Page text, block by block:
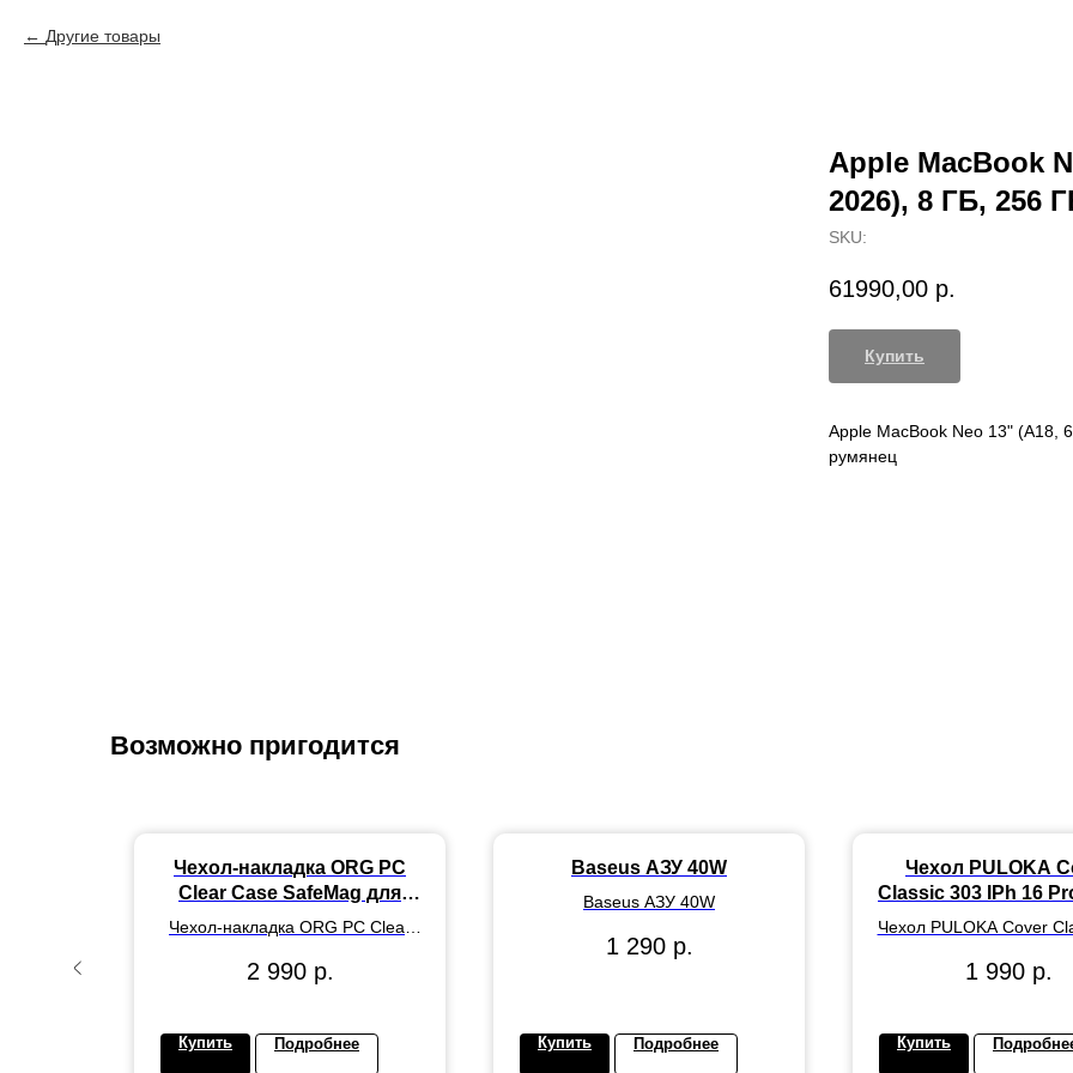
Другие товары
Apple MacBook
2026), 8 ГБ, 256
SKU:
61990,00 р.
Купить
Apple MacBook Neo 13" (A18,
румянец
Возможно пригодится
Чехол-накладка ORG PC
Clear Case SafeMag для
"Apple iPhone 16 Pro Max"
(transparent)
Чехол-накладка ORG PC Clear
16 Pro Max" (transparent)
2 990 р.
Купить Подробнее
Baseus АЗУ 40W
Baseus АЗУ 40W
1 290 р.
Купить Подробнее
Чехол PULOKA
Classic 303 IPh 16
Чехол PULOKA Cover
1 990 р.
Купить